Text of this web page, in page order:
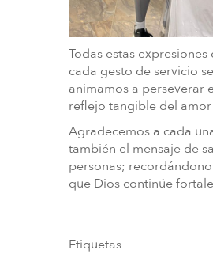
Todas estas
cada gesto de servicio
animamos a perseverar
reflejo tangible del
Agradecemos a cada
también el mensaje de
personas;
que Dios continúe
Etiquetas